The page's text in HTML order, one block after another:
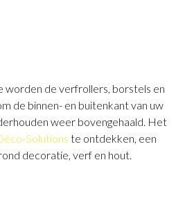
worden de verfrollers, borstels en
de binnen- en buitenkant van uw
weer bovengehaald. Het
Solutions te ontdekken, een
decoratie, verf en hout.